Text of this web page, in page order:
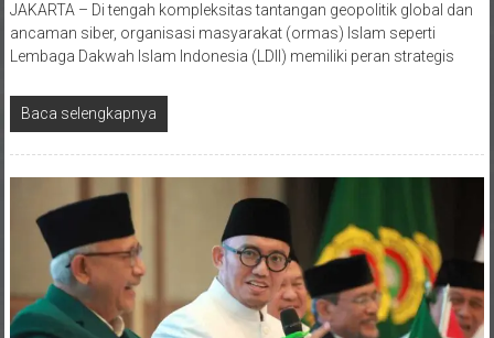
JAKARTA – Di tengah kompleksitas tantangan geopolitik global dan
ancaman siber, organisasi masyarakat (ormas) Islam seperti
Lembaga Dakwah Islam Indonesia (LDII) memiliki peran strategis
Baca selengkapnya